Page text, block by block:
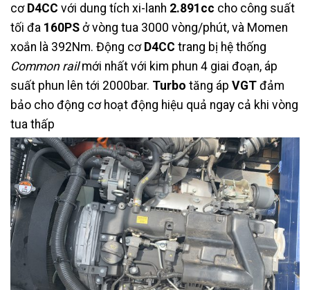
cơ D4CC với dung tích xi-lanh 2.891cc cho công suất
tối đa 160PS ở vòng tua 3000 vòng/phút, và Momen
xoắn là 392Nm. Động cơD4CC trang bị hệ thống
Common railmới nhất với kim phun 4 giai đoạn, áp
suất phun lên tới 2000bar. Turbo tăng áp VGT đảm
bảo cho động cơ hoạt động hiệu quả ngay cả khi vòng
tua thấp